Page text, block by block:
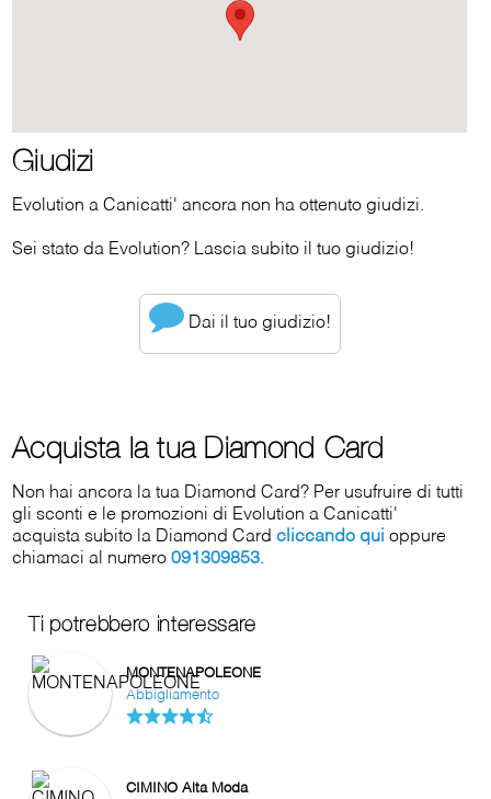
Giudizi
Evolution a Canicatti' ancora non ha ottenuto giudizi.
Sei stato da Evolution? Lascia subito il tuo giudizio!
Dai il tuo giudizio!
Acquista la tua Diamond Card
Non hai ancora la tua Diamond Card? Per usufruire di tutti
gli sconti e le promozioni di Evolution a Canicatti'
acquista subito la Diamond Cardcliccando qui oppure
chiamaci al numero091309853.
Ti potrebbero interessare
MONTENAPOLEONE
Abbigliamento
CIMINO Alta Moda